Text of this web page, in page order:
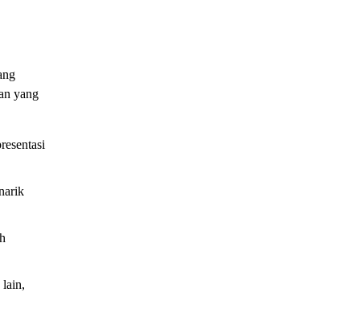
yang
lain,